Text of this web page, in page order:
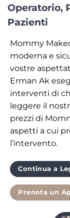
Operatorio,
Pazienti
Mommy
moderna e
vostre
Erman Ak
interventi di
leggere il
prezzi di
aspetti a cui
l’intervento.
Continua a
Prenota un